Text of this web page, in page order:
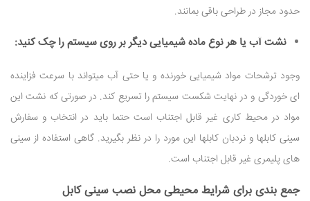
حدود مجاز در طراحی باقی بمانند.
نشت آب یا هر نوع ماده شیمیایی دیگر بر روی سیستم را چک کنید:
وجود ترشحات مواد شیمیایی خورنده و یا حتی آب میتواند با سرعت فزاینده
ای خوردگی و در نهایت شکست سیستم را تسریع کند. در صورتی که نشت این
مواد در محیط کاری غیر قابل اجتناب است حتما باید در انتخاب و سفارش
سینی کابلها و نردبان کابلها این مورد را در نظر بگیرید. گاهی استفاده از سینی
های پلیمری غیر قابل اجتناب است.
جمع بندی برای شرایط محیطی محل نصب سینی کابل